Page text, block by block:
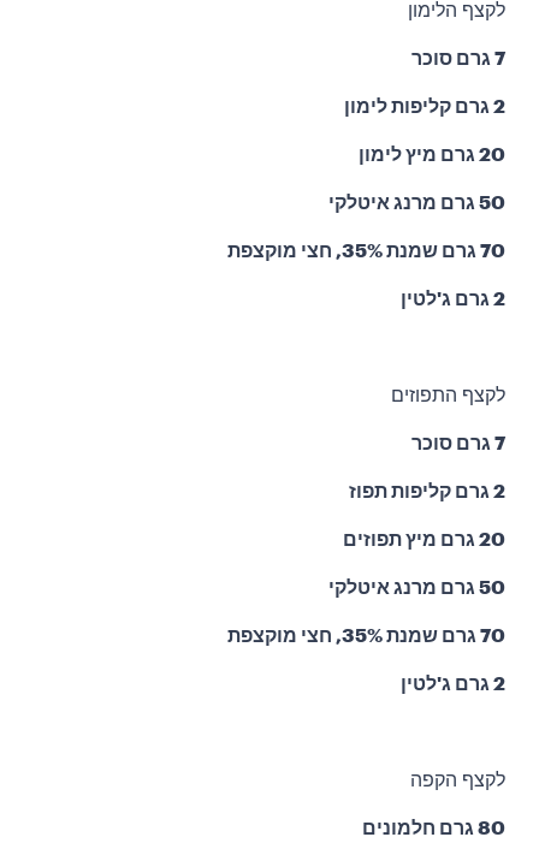
לקצף הלימון
7 גרם סוכר
2 גרם קליפות לימון
20 גרם מיץ לימון
50 גרם מרנג איטלקי
70 גרם שמנת 35%, חצי מוקצפת
2 גרם ג'לטין
לקצף התפוזים
7 גרם סוכר
2 גרם קליפות תפוז
20 גרם מיץ תפוזים
50 גרם מרנג איטלקי
70 גרם שמנת 35%, חצי מוקצפת
2 גרם ג'לטין
לקצף הקפה
80 גרם חלמונים